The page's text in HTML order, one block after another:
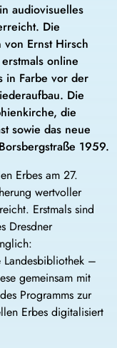
audiovisuelles
Die
von Ernst Hirsch
online
in Farbe vor der
Die
die
sowie das neue
1959.
Erbes am 27.
wertvoller
Erstmals sind
Dresdner
–
gemeinsam mit
Programms zur
Erbes digitalisiert